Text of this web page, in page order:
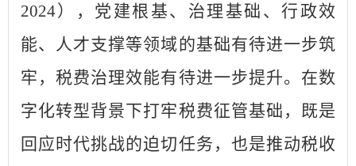
2024），党建根基、治理基础、行政效
能、人才支撑等领域的基础有待进一步筑
牢，税费治理效能有待进一步提升。在数
字化转型背景下打牢税费征管基础，既是
回应时代挑战的迫切任务，也是推动税收